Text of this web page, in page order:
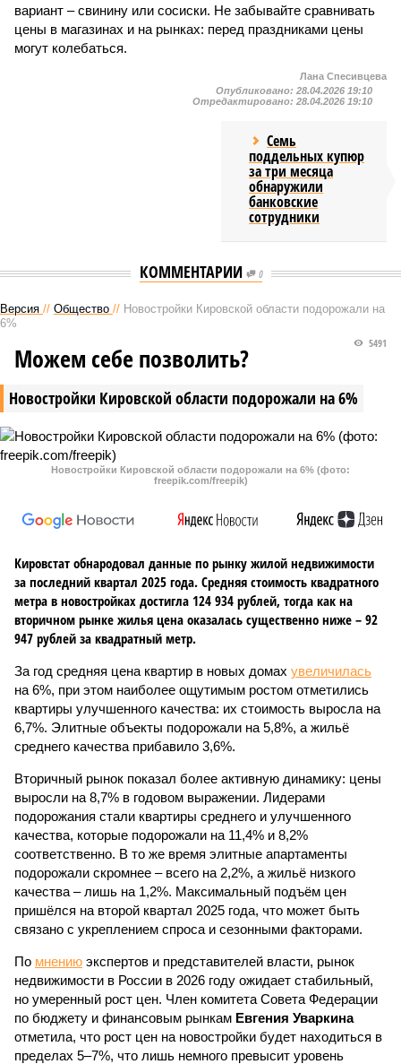
вариант – свинину или сосиски. Не забывайте сравнивать
цены в магазинах и на рынках: перед праздниками цены
могут колебаться.
Лана Спесивцева
Опубликовано: 28.04.2026 19:10
Отредактировано: 28.04.2026 19:10
Семь
поддельных купюр
за три месяца
обнаружили
банковские
сотрудники
КОММЕНТАРИИ 0
Версия // Общество // Новостройки Кировской области подорожали на
6%
Новостройки Кировской области подорожали на 6%
5491
Можем себе позволить?
Новостройки Кировской области подорожали на 6% (фото:
freepik.com/freepik)
Кировстат обнародовал данные по рынку жилой недвижимости
за последний квартал 2025 года. Средняя стоимость квадратного
метра в новостройках достигла 124 934 рублей, тогда как на
вторичном рынке жилья цена оказалась существенно ниже – 92
947 рублей за квадратный метр.
За год средняя цена квартир в новых домах увеличилась
на 6%, при этом наиболее ощутимым ростом отметились
квартиры улучшенного качества: их стоимость выросла на
6,7%. Элитные объекты подорожали на 5,8%, а жильё
среднего качества прибавило 3,6%.
Вторичный рынок показал более активную динамику: цены
выросли на 8,7% в годовом выражении. Лидерами
подорожания стали квартиры среднего и улучшенного
качества, которые подорожали на 11,4% и 8,2%
соответственно. В то же время элитные апартаменты
подорожали скромнее – всего на 2,2%, а жильё низкого
качества – лишь на 1,2%. Максимальный подъём цен
пришёлся на второй квартал 2025 года, что может быть
связано с укреплением спроса и сезонными факторами.
По мнению экспертов и представителей власти, рынок
недвижимости в России в 2026 году ожидает стабильный,
но умеренный рост цен. Член комитета Совета Федерации
по бюджету и финансовым рынкам Евгения Уваркина
отметила, что рост цен на новостройки будет находиться в
пределах 5–7%, что лишь немного превысит уровень